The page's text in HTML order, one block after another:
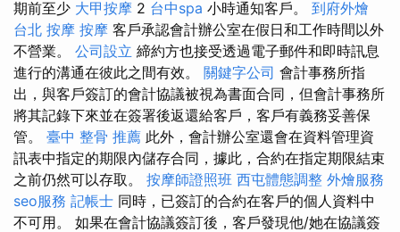
期前至少 大甲按摩 2 台中spa 小時通知客戶。 到府外燴
台北 按摩 按摩 客戶承認會計辦公室在假日和工作時間以外
不營業。 公司設立 締約方也接受透過電子郵件和即時訊息
進行的溝通在彼此之間有效。 關鍵字公司 會計事務所指
出，與客戶簽訂的會計協議被視為書面合同，但會計事務所
將其記錄下來並在簽署後返還給客戶，客戶有義務妥善保
管。 臺中 整骨 推薦 此外，會計辦公室還會在資料管理資
訊表中指定的期限內儲存合同，據此，合約在指定期限結束
之前仍然可以存取。 按摩師證照班 西屯體態調整 外燴服務
seo服務 記帳士 同時，已簽訂的合約在客戶的個人資料中
不可用。 如果在會計協議簽訂後，客戶發現他/她在協議簽